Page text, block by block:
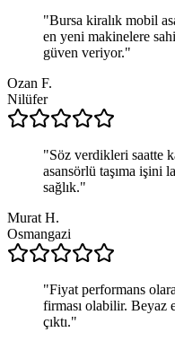
"Bursa kiralık mobil
en yeni makinelere
güven veriyor."
Ozan F.
Nilüfer
"Söz verdikleri saatte
asansörlü taşıma işini
sağlık."
Murat H.
Osmangazi
"Fiyat performans
firması olabilir. Beyaz
çıktı."